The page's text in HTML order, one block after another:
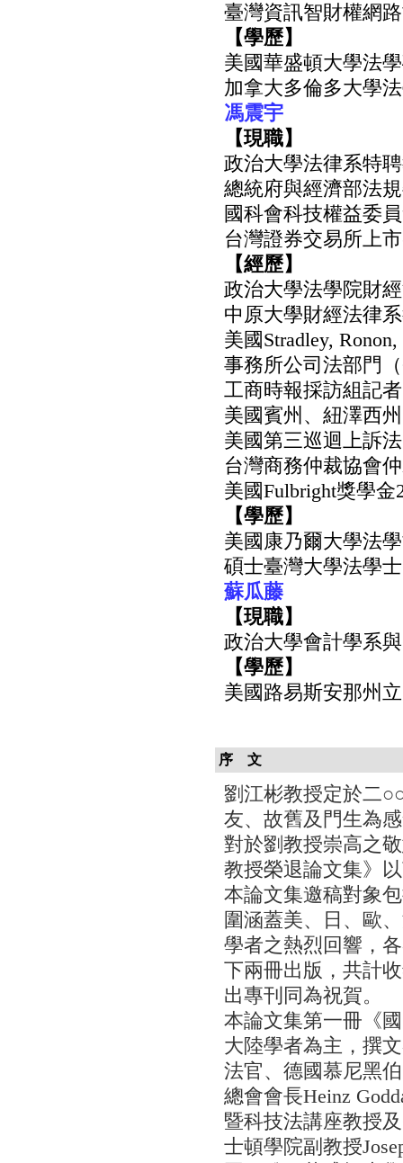
臺灣資訊智財權網
【學歷】
美國華盛頓大學法
加拿大多倫多大學
馮震宇
【現職】
政治大學法律系特
總統府與經濟部法
國科會科技權益委
台灣證券交易所上
【經歷】
政治大學法學院財
中原大學財經法律
美國Stradley,
事務所公司法部門（
工商時報採訪組記者
美國賓州、紐澤西
美國第三巡迴上訴
台灣商務仲裁協會
美國Fulbright獎學金
【學歷】
美國康乃爾大學法
碩士臺灣大學法學士
蘇瓜藤
【現職】
政治大學會計學系
【學歷】
美國路易斯安那州
序 文
劉江彬教授定於二
友、故舊及門生為
對於劉教授崇高之
教授榮退論文集》
本論文集邀稿對象
圍涵蓋美、日、歐
學者之熱烈回響，
下兩冊出版，共計
出專刊同為祝賀。
本論文集第一冊《
大陸學者為主，撰
法官、德國慕尼黑
總會會長Heinz
暨科技法講座教授
士頓學院副教授